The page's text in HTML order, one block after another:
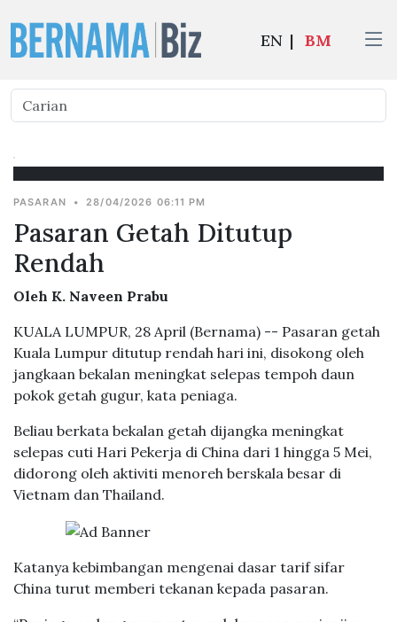
EN | BM
PASARAN • 28/04/2026 06:11 PM
Pasaran Getah Ditutup
Rendah
Oleh K. Naveen Prabu
KUALA LUMPUR, 28 April (Bernama) -- Pasaran getah
Kuala Lumpur ditutup rendah hari ini, disokong oleh
jangkaan bekalan meningkat selepas tempoh daun
pokok getah gugur, kata peniaga.
Beliau berkata bekalan getah dijangka meningkat
selepas cuti Hari Pekerja di China dari 1 hingga 5 Mei,
didorong oleh aktiviti menoreh berskala besar di
Vietnam dan Thailand.
Katanya kebimbangan mengenai dasar tarif sifar
China turut memberi tekanan kepada pasaran.